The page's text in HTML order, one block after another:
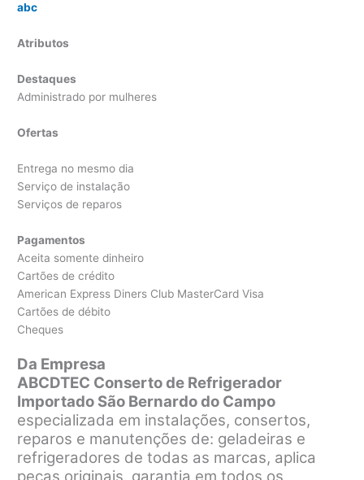
abc
Atributos
Destaques
Administrado por mulheres
Ofertas
Entrega no mesmo dia
Serviço de instalação
Serviços de reparos
Pagamentos
Aceita somente dinheiro
Cartões de crédito
American Express Diners Club MasterCard Visa
Cartões de débito
Cheques
Da Empresa
ABCDTEC Conserto de Refrigerador
Importado São Bernardo do Campo
especializada em instalações, consertos,
reparos e manutenções de: geladeiras e
refrigeradores de todas as marcas, aplica